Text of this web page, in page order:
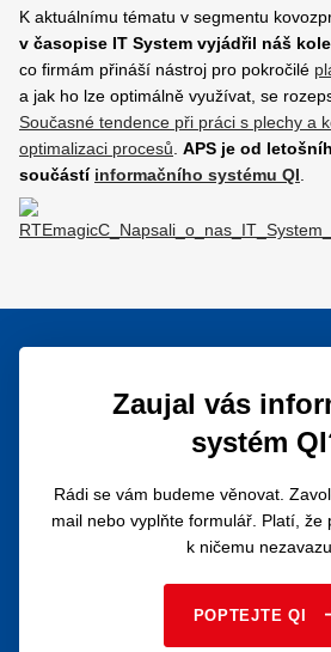
K aktuálnímu tématu v segmentu
v časopise IT System vyjádřil náš
co firmám přináší nástroj pro pokročilé
a jak ho lze optimálně využívat, se
Současné tendence při práci s plechy a
optimalizaci procesů APS je od
součástí informačního systému QI
Zaujal vás
systém
Rádi se vám budeme věnovat.
mail nebo vyplňte formulář. Platí, že
k ničemu
POPTEJTE QI